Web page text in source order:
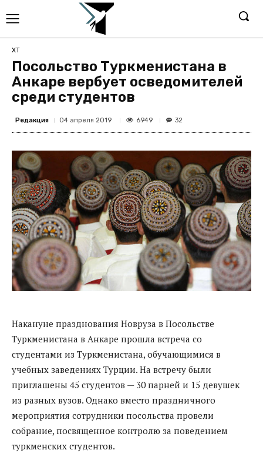
ХТ
Посольство Туркменистана в
Анкаре вербует осведомителей
среди студентов
Редакция 04 апреля 2019 6949 32
Накануне празднования Новруза в Посольстве
Туркменистана в Анкаре прошла встреча со
студентами из Туркменистана, обучающимися в
учебных заведениях Турции. На встречу были
приглашены 45 студентов — 30 парней и 15 девушек
из разных вузов. Однако вместо праздничного
мероприятия сотрудники посольства провели
собрание, посвященное контролю за поведением
туркменских студентов.